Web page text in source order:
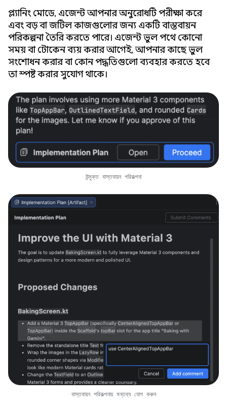
প্ল্যানিং মোডে, এজেন্ট আপনার অনুরোধটি পরীক্ষা করে
এবং বড় বা জটিল কাজগুলোর জন্য একটি বাস্তবায়ন
পরিকল্পনা তৈরি করতে পারে। এজেন্ট ভুল পথে কোনো
সময় বা টোকেন ব্যয় করার আগেই, আপনার কাছে ভুল
সংশোধন করার বা কোন পদ্ধতিগুলো ব্যবহার করতে হবে
তা স্পষ্ট করার সুযোগ থাকে।
উন্মুক্ত বাস্তবায়ন পরিকল্পনা
বাস্তবায়ন পরিকল্পনায় মন্তব্য যোগ করুন